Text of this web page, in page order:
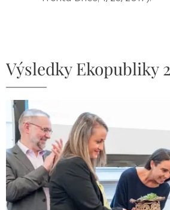
Výsledky Ekopubliky